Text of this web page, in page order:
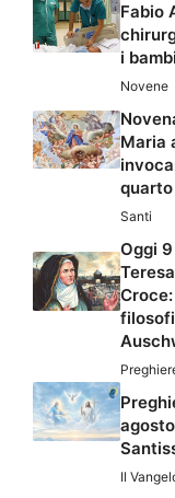
Fabio
i
Novene
Maria
Santi
Oggi
Il